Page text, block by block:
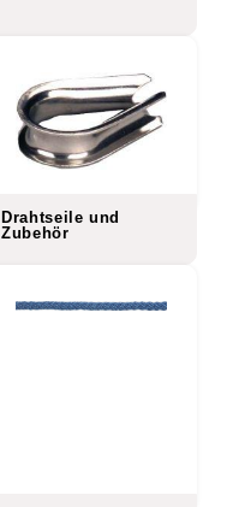
Drahtseile und
Zubehör